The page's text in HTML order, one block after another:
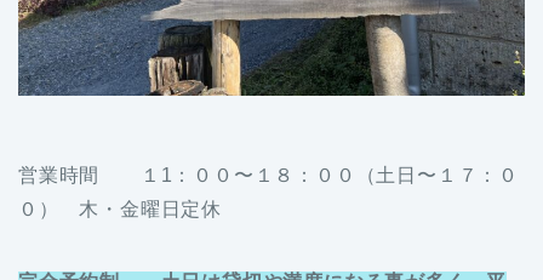
営業時間 １1：００〜１８：００（土日〜１７：０
０） 木・金曜日定休